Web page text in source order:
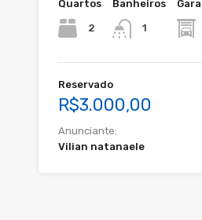
Quartos
2
Banheiros
1
Reservado
R$3.000,00
Anunciante:
Vilian natanaele